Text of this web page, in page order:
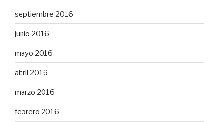
septiembre 2016
junio 2016
mayo 2016
abril 2016
marzo 2016
febrero 2016